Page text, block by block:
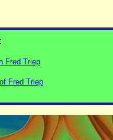
Fred Triep
Fred Triep